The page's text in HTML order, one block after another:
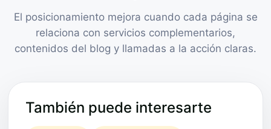
El posicionamiento mejora cuando cada página se
relaciona con servicios complementarios,
contenidos del blog y llamadas a la acción claras.
También puede interesarte